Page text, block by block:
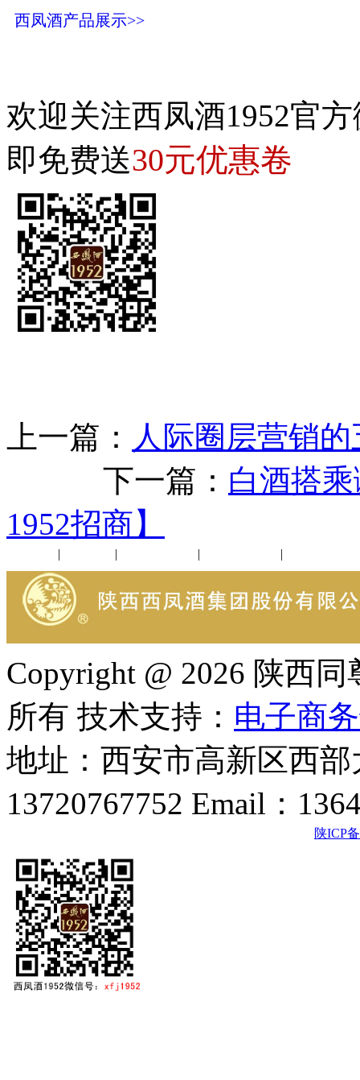
西凤酒产品展示>>
欢迎关注西凤酒1952官
即免费送30元优惠卷
上一篇： 人际圈层营销
下一篇： 白酒搭
1952招商】
| | | |
Copyright @ 2026 陕西
所有 技术支持： 电子商
地址：西安市高新区西
13720767752 Email：
陕ICP